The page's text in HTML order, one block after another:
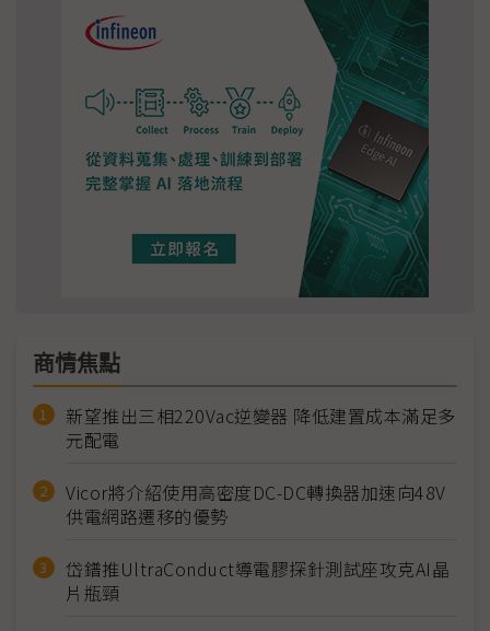
商情焦點
新望推出三相220Vac逆變器 降低建置成本滿足多
元配電
Vicor將介紹使用高密度DC-DC轉換器加速向48V
供電網路遷移的優勢
岱鐠推UltraConduct導電膠探針測試座攻克AI晶
片瓶頸